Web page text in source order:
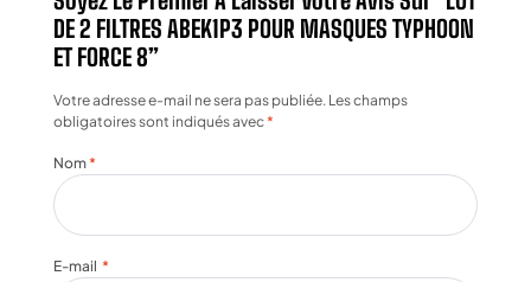
DE 2 FILTRES ABEK1P3 POUR MASQUES TYPHOON
ET FORCE 8”
Votre adresse e-mail ne sera pas publiée. Les champs
obligatoires sont indiqués avec*
Nom *
E-mail *